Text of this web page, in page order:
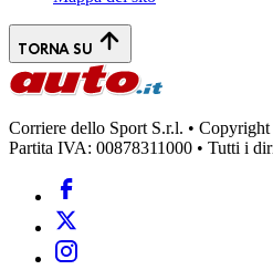
TORNA SU
Corriere dello Sport S.r.l. •
Partita IVA: 00878311000 • Tutti i